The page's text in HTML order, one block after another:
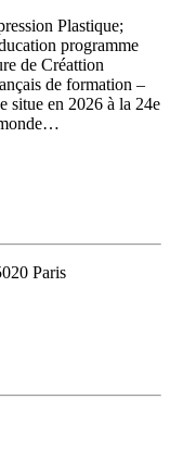
Plastique;
programme
de Créattion
de formation –
situe en 2026 à la 24e
Paris